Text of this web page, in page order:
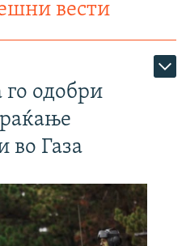
вести
го одобри
во Газа